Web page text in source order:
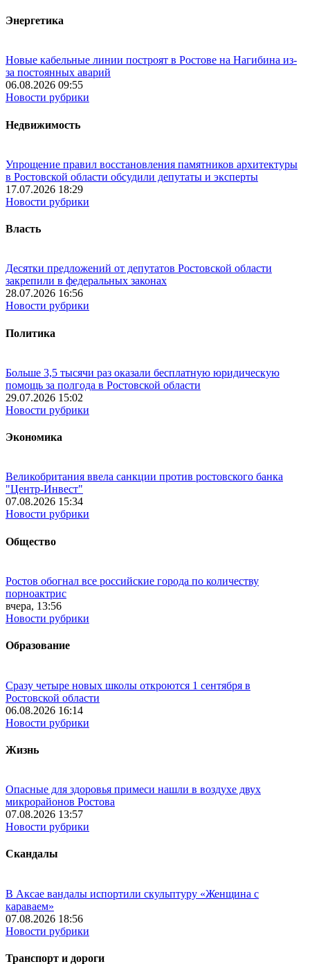
Энергетика
Новые кабельные линии построят в Ростове на Нагибина из-
за постоянных аварий
06.08.2026 09:55
Новости рубрики
Недвижимость
Упрощение правил восстановления памятников архитектуры
в Ростовской области обсудили депутаты и эксперты
17.07.2026 18:29
Новости рубрики
Власть
Десятки предложений от депутатов Ростовской области
закрепили в федеральных законах
28.07.2026 16:56
Новости рубрики
Политика
Больше 3,5 тысячи раз оказали бесплатную юридическую
помощь за полгода в Ростовской области
29.07.2026 15:02
Новости рубрики
Экономика
Великобритания ввела санкции против ростовского банка
"Центр-Инвест"
07.08.2026 15:34
Новости рубрики
Общество
Ростов обогнал все российские города по количеству
порноактрис
вчера, 13:56
Новости рубрики
Образование
Сразу четыре новых школы откроются 1 сентября в
Ростовской области
06.08.2026 16:14
Новости рубрики
Жизнь
Опасные для здоровья примеси нашли в воздухе двух
микрорайонов Ростова
07.08.2026 13:57
Новости рубрики
Скандалы
В Аксае вандалы испортили скульптуру «Женщина с
караваем»
07.08.2026 18:56
Новости рубрики
Транспорт и дороги